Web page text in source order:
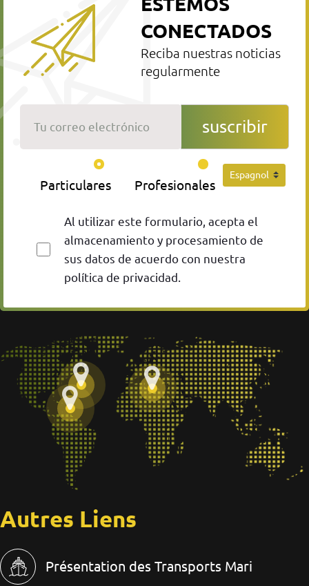
CONECTADOS
Reciba nuestras noticias
regularmente
suscribir
Particulares Profesionales
Al utilizar este formulario, acepta el
almacenamiento y procesamiento de
sus datos de acuerdo con nuestra
política de privacidad.
Autres Liens
Présentation des Transports Mari